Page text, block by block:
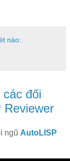
nào:
đối
ngũ AutoLISP